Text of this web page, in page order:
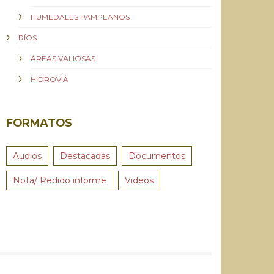
HUMEDALES PAMPEANOS
RÍOS
ÁREAS VALIOSAS
HIDROVÍA
FORMATOS
Audios Destacadas Documentos
Nota/ Pedido informe Videos